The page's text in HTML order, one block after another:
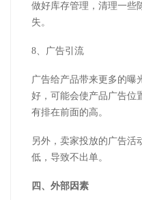
做好库存管理，清理一些
失。
8、广告引流
广告给产品带来更多的曝
好，可能会使产品广告位
有排在前面的高。
另外，卖家投放的广告活
低，导致不出单。
四、外部因素